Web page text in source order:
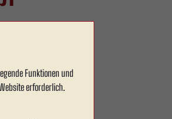
Funktionen und
erforderlich.